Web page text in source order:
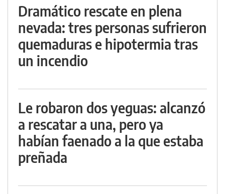
Dramático rescate en plena
nevada: tres personas sufrieron
quemaduras e hipotermia tras
un incendio
Le robaron dos yeguas: alcanzó
a rescatar a una, pero ya
habían faenado a la que estaba
preñada